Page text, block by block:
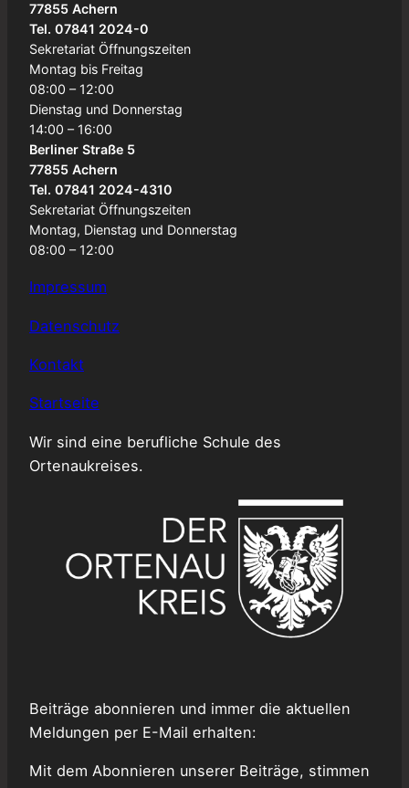
77855 Achern
Tel. 07841 2024-0
Sekretariat Öffnungszeiten
Montag bis Freitag
08:00 – 12:00
Dienstag und Donnerstag
14:00 – 16:00
Berliner Straße 5
77855 Achern
Tel. 07841 2024-4310
Sekretariat Öffnungszeiten
Montag, Dienstag und Donnerstag
08:00 – 12:00
Impressum
Datenschutz
Kontakt
Startseite
Wir sind eine berufliche Schule des
Ortenaukreises.
Beiträge abonnieren und immer die aktuellen
Meldungen per E-Mail erhalten:
Mit dem Abonnieren unserer Beiträge, stimmen